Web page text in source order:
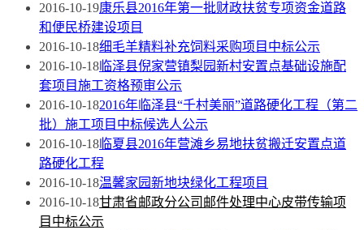
2016-10-19康乐县2016年第一批财政扶贫专项资金道路
和便民桥建设项目
2016-10-18细毛羊精料补充饲料采购项目中标公示
2016-10-18临泽县倪家营镇梨园新村安置点基础设施配
套项目施工资格预审公示
2016-10-182016年临泽县“千村美丽”道路硬化工程（第二
批）施工项目中标候选人公示
2016-10-18临夏县2016年营滩乡易地扶贫搬迁安置点道
路硬化工程
2016-10-18温馨家园新地块绿化工程项目
2016-10-18甘肃省邮政分公司邮件处理中心皮带传输项
目中标公示